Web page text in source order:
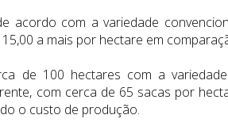
acordo com a variedade
a mais por hectare em
de 100 hectares com a
com cerca de 65 sacas por
o custo de produção.